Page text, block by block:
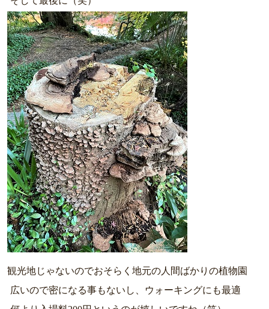
観光地じゃないのでおそらく地元の人間ばかりの植物園
広いので密になる事もないし、ウォーキングにも最適